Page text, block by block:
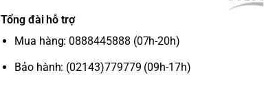
Tổng đài hỗ trợ
Mua hàng: 0888445888 (07h-20h)
Bảo hành: (02143)779779 (09h-17h)